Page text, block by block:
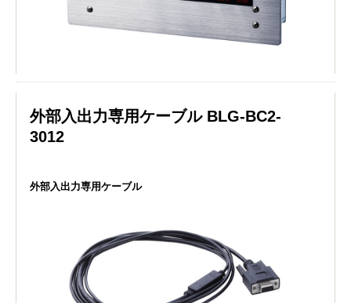
外部入出力専用ケーブル BLG-BC2-
3012
外部入出力専用ケーブル